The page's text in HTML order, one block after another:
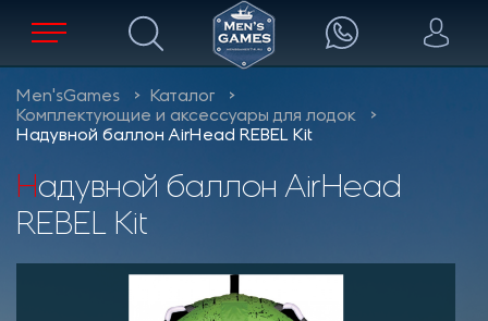
Men'sGames
Каталог
Комплектующие и аксессуары для лодок
Надувной баллон AirHead REBEL Kit
Надувной баллон AirHead
REBEL Kit